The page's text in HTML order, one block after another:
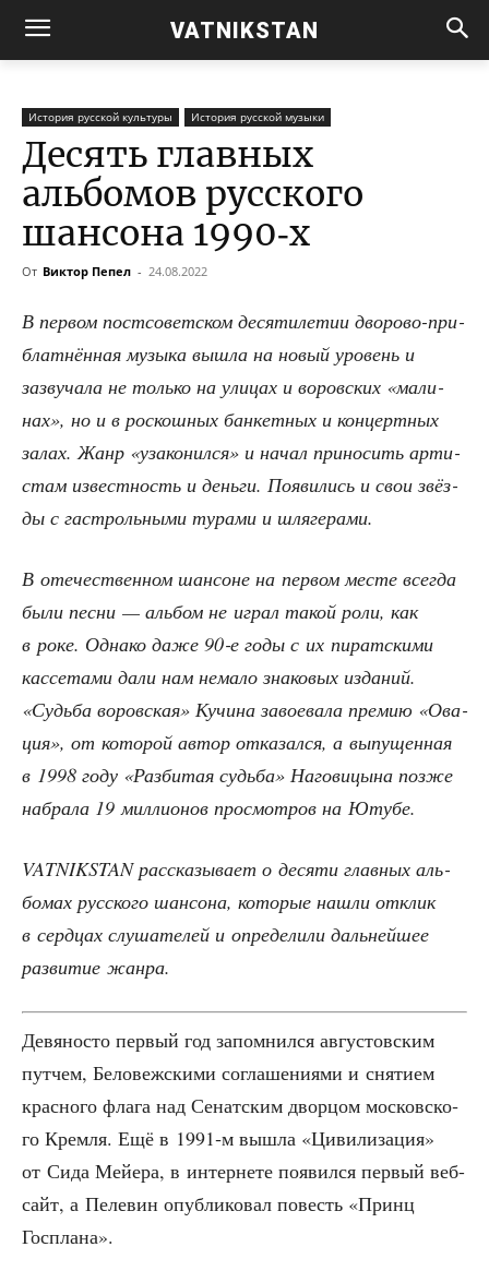
VATNIKSTAN
История русской культуры История русской музыки
Десять главных
альбомов русского
шансона 1990‑х
От Виктор Пепел - 24.08.2022
В пер­вом пост­со­вет­ском деся­ти­ле­тии дво­ро­во-при­
блат­нён­ная музы­ка вышла на новый уро­вень и
зазву­ча­ла не толь­ко на ули­цах и воров­ских «мали­
нах», но и в рос­кош­ных бан­кет­ных и кон­церт­ных
залах. Жанр «уза­ко­нил­ся» и начал при­но­сить арти­
стам извест­ность и день­ги. Появи­лись и свои звёз­
ды с гастроль­ны­ми тура­ми и шлягерами.
В оте­че­ствен­ном шан­соне на пер­вом месте все­гда
были пес­ни — аль­бом не играл такой роли, как
в роке. Одна­ко даже 90‑е годы с их пират­ски­ми
кас­се­та­ми дали нам нема­ло зна­ко­вых изда­ний.
«Судь­ба воров­ская» Кучи­на заво­е­ва­ла пре­мию «Ова­
ция», от кото­рой автор отка­зал­ся, а выпу­щен­ная
в 1998 году «Раз­би­тая судь­ба» Наго­ви­цы­на поз­же
набра­ла 19 мил­ли­о­нов про­смот­ров на Ютубе.
VATNIKSTAN рас­ска­зы­ва­ет о деся­ти глав­ных аль­
бо­мах рус­ско­го шан­со­на, кото­рые нашли отклик
в серд­цах слу­ша­те­лей и опре­де­ли­ли даль­ней­шее
раз­ви­тие жанра.
Девя­но­сто пер­вый год запом­нил­ся авгу­стов­ским
пут­чем, Бело­веж­ски­ми согла­ше­ни­я­ми и сня­ти­ем
крас­но­го фла­га над Сенат­ским двор­цом мос­ков­ско­
го Крем­ля. Ещё в 1991‑м вышла «Циви­ли­за­ция»
от Сида Мей­е­ра, в интер­не­те появил­ся пер­вый веб-
сайт, а Пеле­вин опуб­ли­ко­вал повесть «Принц
Госплана».